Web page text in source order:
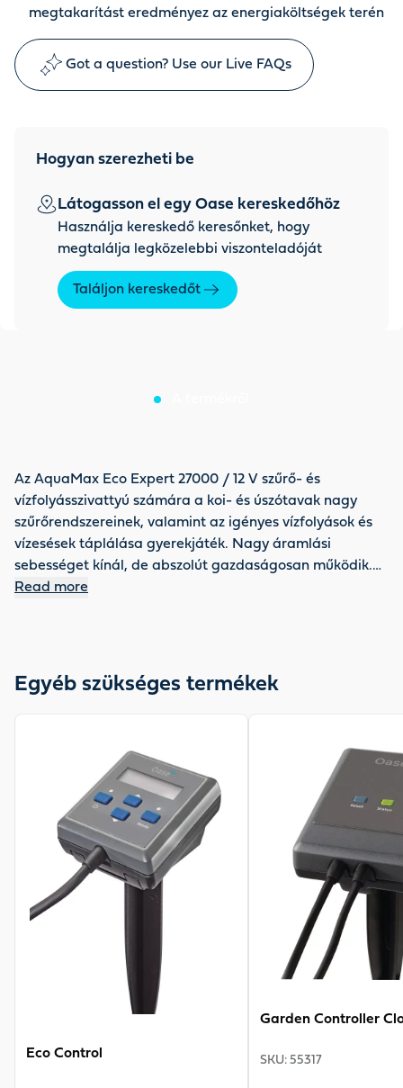
megtakarítást eredményez az energiaköltségek terén
Got a question? Use our Live FAQs
Hogyan szerezheti be
Látogasson el egy Oase kereskedőhöz
Használja kereskedő keresőnket, hogy
megtalálja legközelebbi viszonteladóját
Találjon kereskedőt
Az AquaMax Eco Expert 27000 / 12 V szűrő- és
vízfolyásszivattyú számára a koi- és úszótavak nagy
szűrőrendszereinek, valamint az igényes vízfolyások és
vízesések táplálása gyerekjáték. Nagy áramlási
sebességet kínál, de abszolút gazdaságosan működik.
Ennek az energiatakarékos erőműnek a teljesítménye az
12V-os változatban - ideális úszótavakhoz és
természetes medencékhez. A szűrő- és vízfolyásszivattyú
tökéletesen megbirkózik a sós vízzel is. A durva, akár 11
hatékonysággal kerülnek a szűrőbe. A ház robusztus,
tartós rozsdamentes acélból készült, és alámeríthető
vagy szárazon telepíthető. A szűrő- és vízfolyásszivattyú
szabadalmaztatott, -20 °C-ig fagyálló és rendkívül
halkan működik - ideális a szivattyúkamrában való
használatra.
Read more
Egyéb szükséges termékek
Eco Control
Garden Controller
SKU: 55317